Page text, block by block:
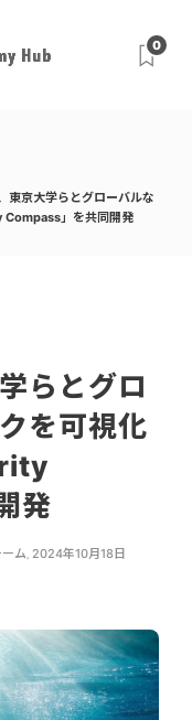
0
東京大学らとグローバルな
」を共同開発
らとグロ
を可視化
発
ム, 2024年10月18日